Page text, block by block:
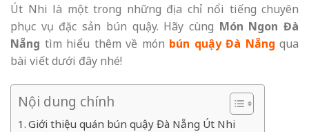
Út Nhi là một trong những địa chỉ nổi tiếng chuyên
phục vụ đặc sản bún quậy. Hãy cùng Món Ngon Đà
Nẵng tìm hiểu thêm về món bún quậy Đà Nẵng qua
bài viết dưới đây nhé!
Nội dung chính
Giới thiệu quán bún quậy Đà Nẵng Út Nhi